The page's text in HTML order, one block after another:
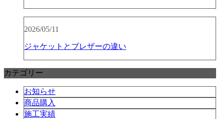
2026/05/11
ジャケットとブレザーの違い
カテゴリー
お知らせ
商品購入
施工実績